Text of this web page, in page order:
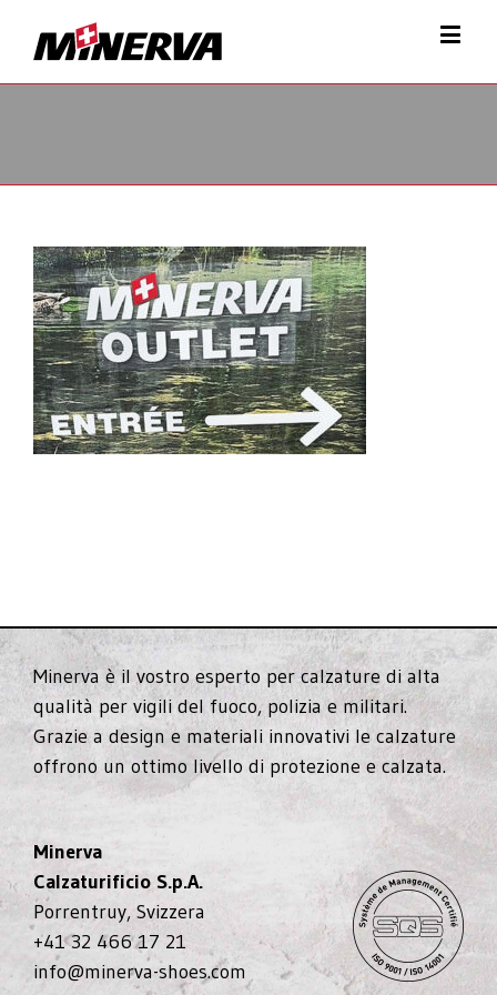
Minerva è il vostro esperto per calzature di alta
qualità per vigili del fuoco, polizia e militari.
Grazie a design e materiali innovativi le calzature
offrono un ottimo livello di protezione e calzata.
Minerva
Calzaturificio S.p.A.
Porrentruy, Svizzera
+41 32 466 17 21
info@minerva-shoes.com